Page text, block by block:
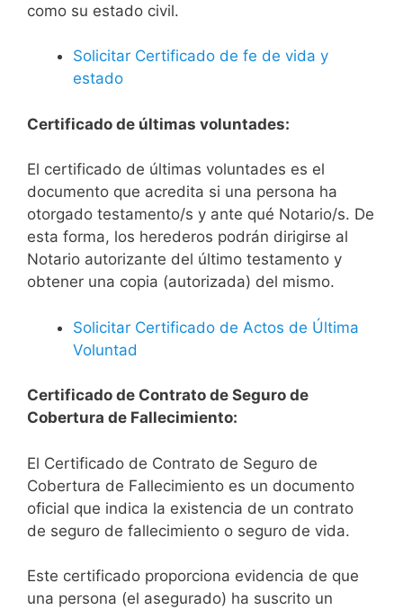
como su estado civil.
Solicitar Certificado de fe de vida y
estado
Certificado de últimas voluntades:
El certificado de últimas voluntades es el
documento que acredita si una persona ha
otorgado testamento/s y ante qué Notario/s. De
esta forma, los herederos podrán dirigirse al
Notario autorizante del último testamento y
obtener una copia (autorizada) del mismo.
Solicitar Certificado de Actos de Última
Voluntad
Certificado de Contrato de Seguro de
Cobertura de Fallecimiento:
El Certificado de Contrato de Seguro de
Cobertura de Fallecimiento es un documento
oficial que indica la existencia de un contrato
de seguro de fallecimiento o seguro de vida.
Este certificado proporciona evidencia de que
una persona (el asegurado) ha suscrito un